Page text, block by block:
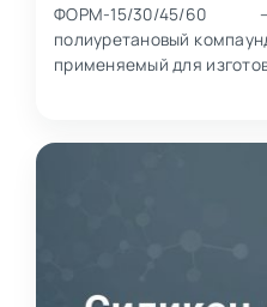
ФОРМ-15/30/45/60
полиуретановый
применяемый для